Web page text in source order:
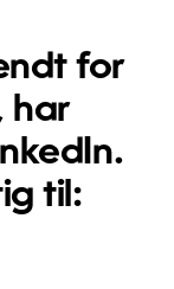
for
har
til: